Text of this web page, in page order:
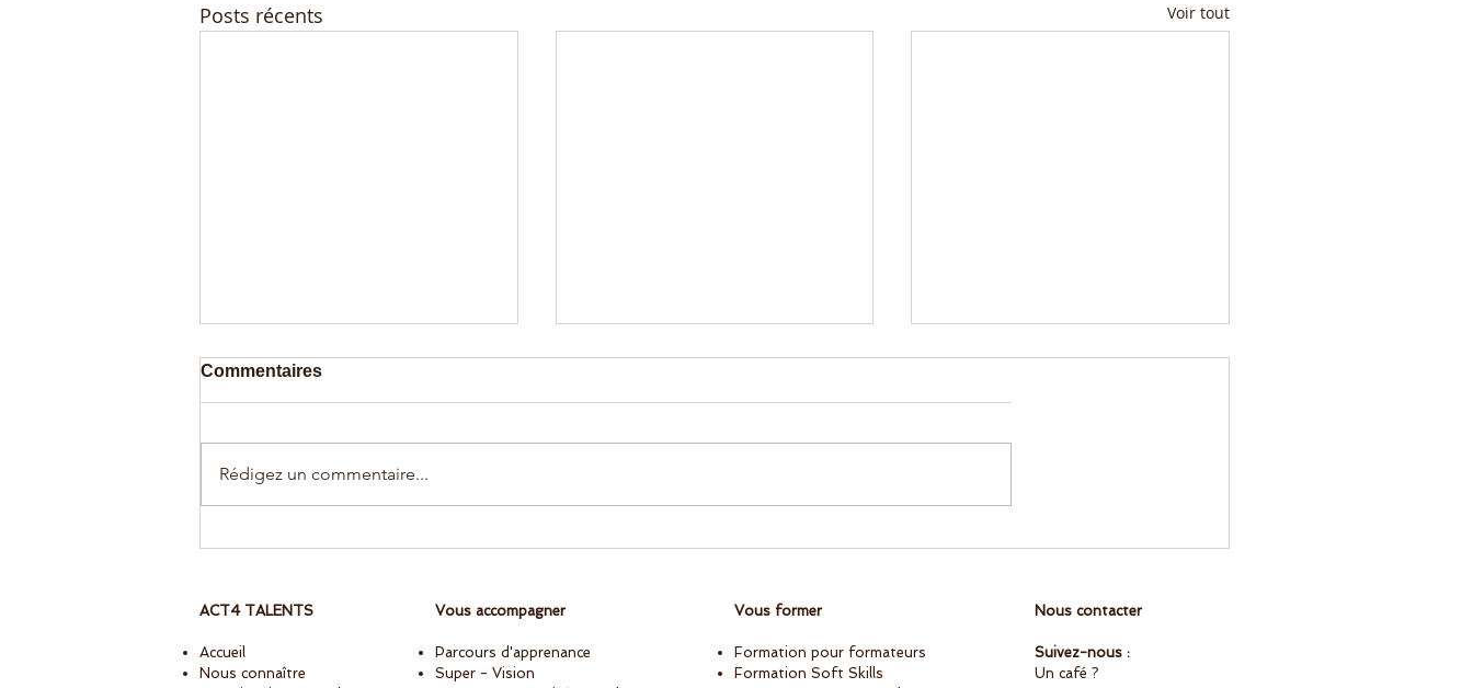
Posts récents Voir tout
Managers SNCF Réseau
Commentaires
Rédigez un commentaire...
ACT4 TALENTS
Accueil
Nous connaître
Vous accompagner
Parcours d'apprenance
Super - Vision
Vous former
Formation pour formateurs
Formation Soft Skills
Nous contacter
Suivez-nous :
Un café ?